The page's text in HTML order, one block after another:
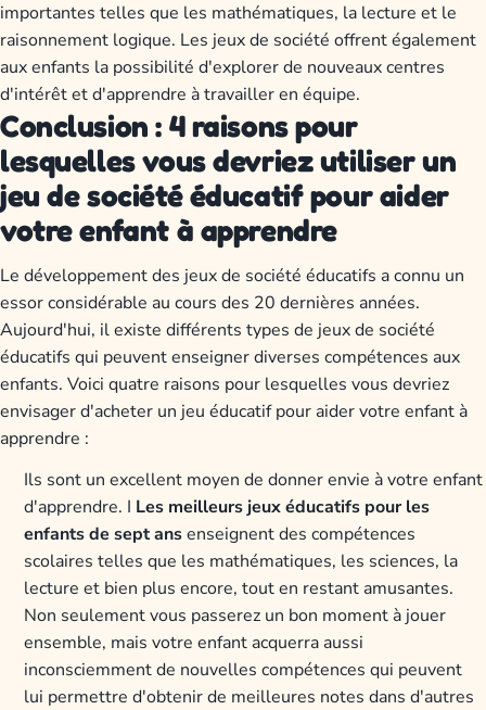
importantes telles que les mathématiques, la lecture et le
raisonnement logique. Les jeux de société offrent également
aux enfants la possibilité d'explorer de nouveaux centres
d'intérêt et d'apprendre à travailler en équipe.
Conclusion : 4 raisons pour
lesquelles vous devriez utiliser un
jeu de société éducatif pour aider
votre enfant à apprendre
Le développement des jeux de société éducatifs a connu un
essor considérable au cours des 20 dernières années.
Aujourd'hui, il existe différents types de jeux de société
éducatifs qui peuvent enseigner diverses compétences aux
enfants. Voici quatre raisons pour lesquelles vous devriez
envisager d'acheter un jeu éducatif pour aider votre enfant à
apprendre :
Ils sont un excellent moyen de donner envie à votre enfant
d'apprendre. I Les meilleurs jeux éducatifs pour les
enfants de sept ansenseignent des compétences
scolaires telles que les mathématiques, les sciences, la
lecture et bien plus encore, tout en restant amusantes.
Non seulement vous passerez un bon moment à jouer
ensemble, mais votre enfant acquerra aussi
inconsciemment de nouvelles compétences qui peuvent
lui permettre d'obtenir de meilleures notes dans d'autres